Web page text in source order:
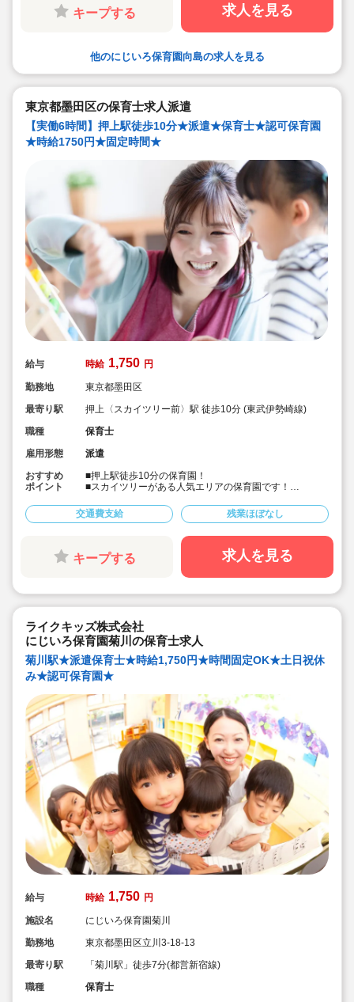
キープする 求人を見る
他のにじいろ保育園向島の求人を見る
東京都墨田区の保育士求人派遣
【実働6時間】押上駅徒歩10分★派遣★保育士★認可保育園
★時給1750円★固定時間★
給与 時給 1,750 円
勤務地
東京都墨田区
最寄り駅
押上〈スカイツリー前〉駅 徒歩10分 (東武伊勢崎線)
職種
保育士
雇用形態
派遣
おすすめ
ポイント
■押上駅徒歩10分の保育園！
■スカイツリーがある人気エリアの保育園です！
間固定シフト♪
■時給1,750円＋交通費！
交通費支給 残業ほぼなし
キープする 求人を見る
ライクキッズ株式会社
にじいろ保育園菊川の保育士求人
菊川駅★派遣保育士★時給1,750円★時間固定OK★土日祝休
み★認可保育園★
給与 時給 1,750 円
施設名
にじいろ保育園菊川
勤務地
東京都墨田区立川3-18-13
最寄り駅
「菊川駅」徒歩7分(都営新宿線)
職種
保育士